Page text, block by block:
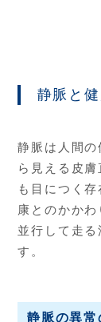
静脈と
静脈は人間
ら見える皮
も目につく
康とのかか
並行して走
す。
静脈の異